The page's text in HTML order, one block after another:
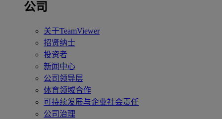
公司
关于TeamViewer
招贤纳士
投资者
新闻中心
公司领导层
体育领域合作
可持续发展与企业社会责任
公司治理